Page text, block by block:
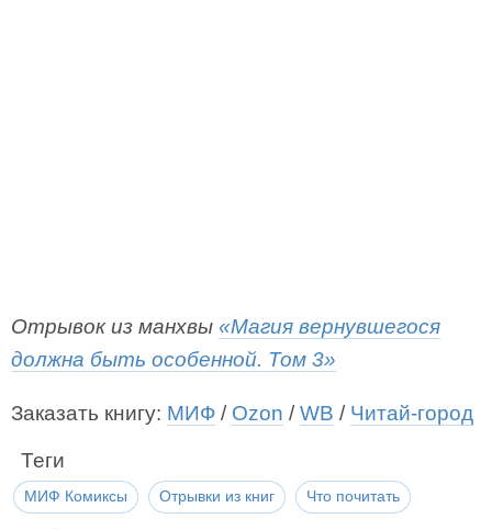
Отрывок из манхвы «Магия вернувшегося
должна быть особенной. Том 3»
Заказать книгу: МИФ / Ozon /WB / Читай-город
Теги
МИФ Комиксы Отрывки из книг Что почитать